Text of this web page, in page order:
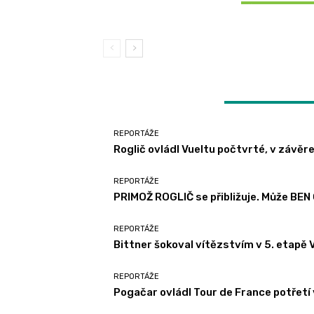
časovce dominoval Küng
Vuelty 2024, Vacek držel bílý
REPORTÁŽE
Roglič ovládl Vueltu počtvrté, v
REPORTÁŽE
PRIMOŽ ROGLIČ se přibližuje. Může
REPORTÁŽE
Bittner šokoval vítězstvím v 5. etapě
REPORTÁŽE
Pogačar ovládl Tour de France potřetí